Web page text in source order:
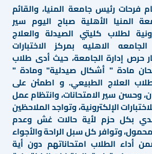
فرحات رئيس جامعة المنيا، والقائم
المنيا الأهلية صباح اليوم سير
لطلاب كليتي الصيدلة والعلاج
الاهليه بمركز الاختبارات
حرص إدارة الجامعة، حيث أدى طلاب
مادة " أشكال صيدلية" ومادة "
العلاج الطبيعي. و اطمئن على
وحسن سير الامتحانات، وانتظام عمل
الإلكترونية، وتواجد الملاحظين
بكل حزم لأية حالات غش وعدم
وتوافر كل سبل الراحة والأجواء
أداء الطلاب امتحاناتهم دون أية